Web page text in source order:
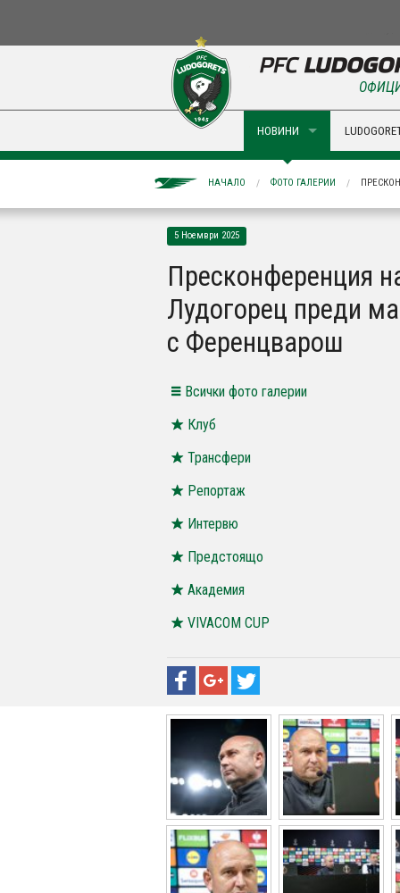
НОВИНИ
НАЧАЛО ФОТО ГАЛЕРИИ
5 Ноември 2025
Пресконференция
Лудогорец преди
с Ференцварош
Всички фото галерии
Клуб
Трансфери
Репортаж
Интервю
Предстоящо
Академия
VIVACOM CUP